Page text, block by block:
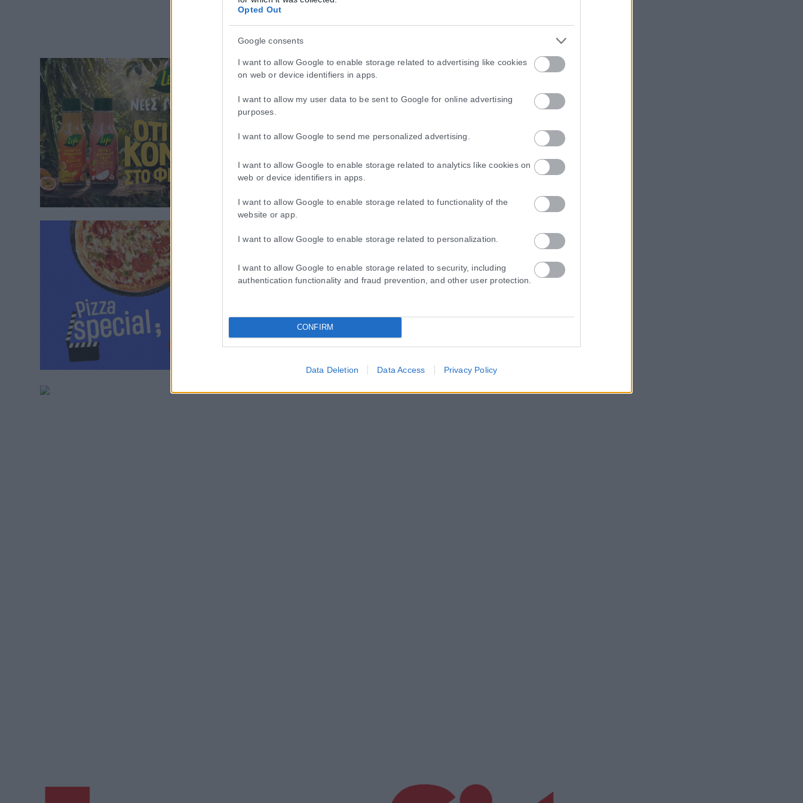
Opted Out
Google consents
I want to allow Google to enable storage related to advertising like cookies
on web or device identifiers in apps.
I want to allow my user data to be sent to Google for online advertising
purposes.
I want to allow Google to send me personalized advertising.
I want to allow Google to enable storage related to analytics like cookies on
web or device identifiers in apps.
I want to allow Google to enable storage related to functionality of the
website or app.
I want to allow Google to enable storage related to personalization.
I want to allow Google to enable storage related to security, including
authentication functionality and fraud prevention, and other user protection.
CONFIRM
Data Deletion Data Access Privacy Policy